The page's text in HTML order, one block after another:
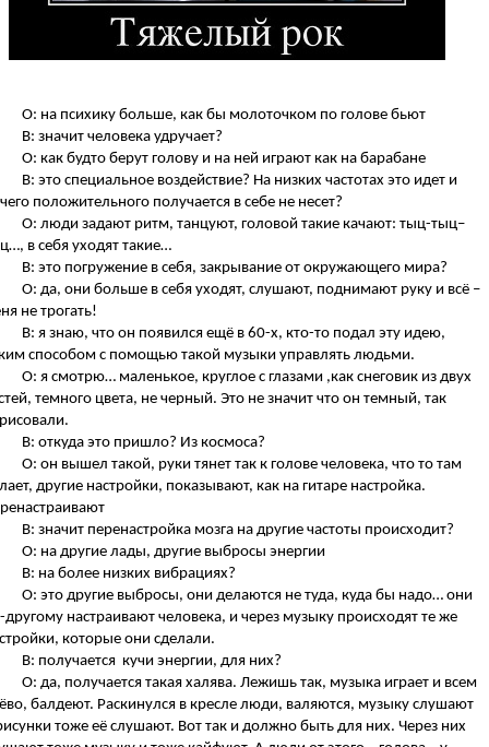
О: на психику больше, как бы молоточком по голове бьют
В: значит человека удручает?
О: как будто берут голову и на ней играют как на барабане
В: это специальное воздействие? На низких частотах это идет и
положительного получается в себе не несет?
О: люди задают ритм, танцуют, головой такие качают: тыц-тыц–
в себя уходят такие…
В: это погружение в себя, закрывание от окружающего мира?
О: да, они больше в себя уходят, слушают, поднимают руку и всё –
не трогать!
В: я знаю, что он появился ещё в 60-х, кто-то подал эту идею,
способом с помощью такой музыки управлять людьми.
О: я смотрю… маленькое, круглое с глазами ,как снеговик из двух
темного цвета, не черный. Это не значит что он темный, так
В: откуда это пришло? Из космоса?
О: он вышел такой, руки тянет так к голове человека, что то там
другие настройки, показывают, как на гитаре настройка.
В: значит перенастройка мозга на другие частоты происходит?
О: на другие лады, другие выбросы энергии
В: на более низких вибрациях?
О: это другие выбросы, они делаются не туда, куда бы надо… они
другому настраивают человека, и через музыку происходят те же
которые они сделали.
В: получается кучи энергии, для них?
О: да, получается такая халява. Лежишь так, музыка играет и всем
балдеют. Раскинулся в кресле люди, валяются, музыку слушают
тоже её слушают. Вот так и должно быть для них. Через них